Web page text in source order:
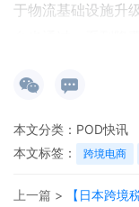
于物流基础设施升
台也通过一系列降
“亚马逊物流配送
“亚马逊配送服务
使用成本也同步
本文分类： POD快讯
本文标签：
跨境电商
上一篇 >
【日本跨境